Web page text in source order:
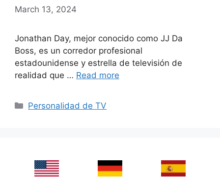
March 13, 2024
Jonathan Day, mejor conocido como JJ Da
Boss, es un corredor profesional
estadounidense y estrella de televisión de
realidad que … Read more
Categories
Personalidad de TV